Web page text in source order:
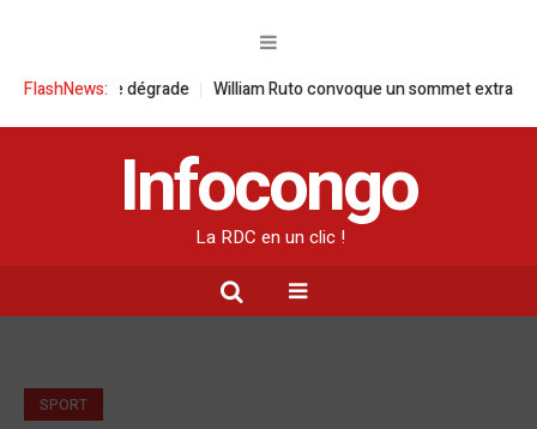
FlashNews:
se dégrade William Ruto convoque un sommet extraordinaire
Infocongo
La RDC en un clic !
SPORT